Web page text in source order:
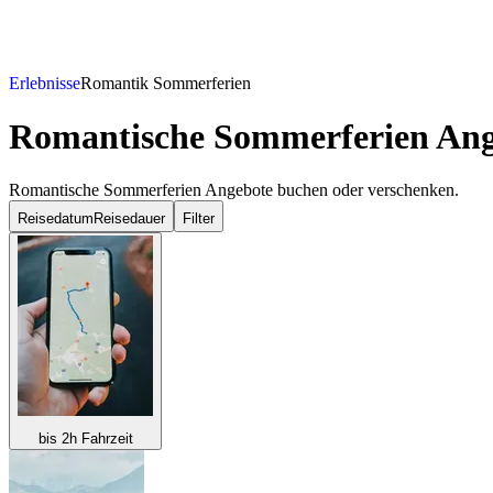
ErlebnisseRomantik Sommerferien
Romantische Sommerferien
Romantische Sommerferien Angebote buchen oder verschenken.
Reisedatum Reisedauer Filter
bis 2h Fahrzeit